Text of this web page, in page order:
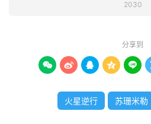
2030
分享到
    
火星逆行 苏珊米勒